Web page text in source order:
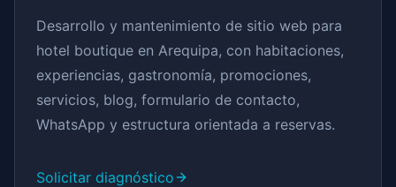
Desarrollo y mantenimiento de sitio web para
hotel boutique en Arequipa, con habitaciones,
experiencias, gastronomía, promociones,
servicios, blog, formulario de contacto,
WhatsApp y estructura orientada a reservas.
Solicitar diagnóstico